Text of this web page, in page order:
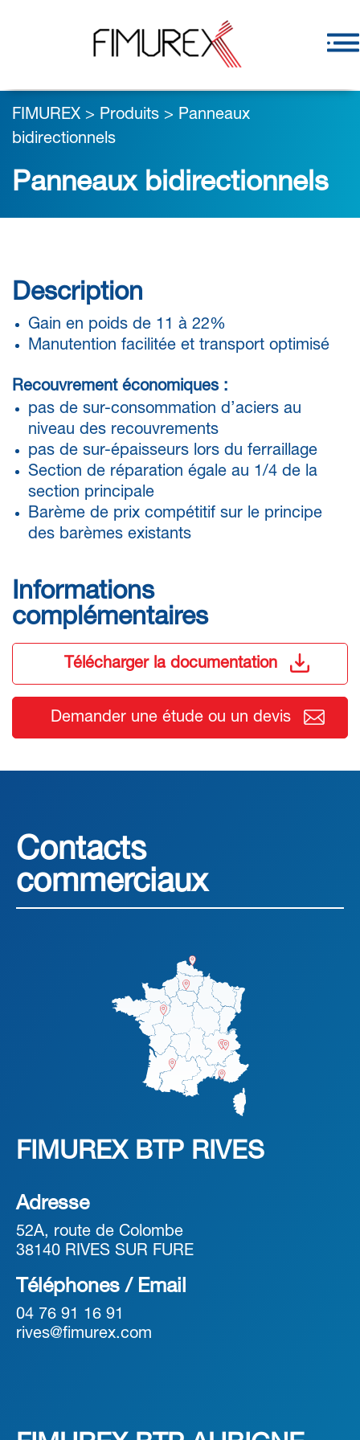
FIMUREX > Produits > Panneaux
bidirectionnels
Panneaux bidirectionnels
Description
Gain en poids de 11 à 22%
Manutention facilitée et transport optimisé
Recouvrement économiques :
pas de sur-consommation d’aciers au
niveau des recouvrements
pas de sur-épaisseurs lors du ferraillage
Section de réparation égale au 1/4 de la
section principale
Barème de prix compétitif sur le principe
des barèmes existants
Informations
complémentaires
Télécharger la documentation
Demander une étude ou un devis
Contacts
commerciaux
FIMUREX BTP RIVES
Adresse
52A, route de Colombe
38140 RIVES SUR FURE
Téléphones / Email
04 76 91 16 91
rives@fimurex.com